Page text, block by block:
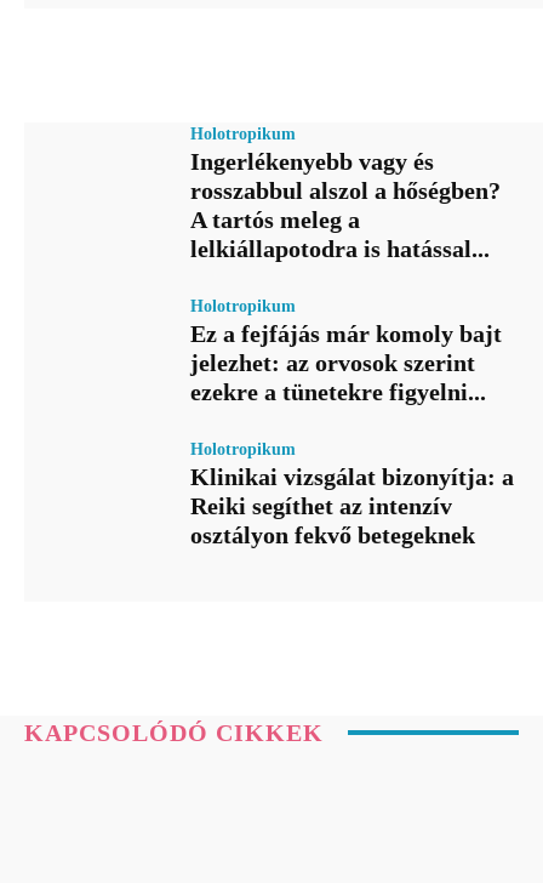
Holotropikum
Ingerlékenyebb vagy és
rosszabbul alszol a hőségben?
A tartós meleg a
lelkiállapotodra is hatással...
Holotropikum
Ez a fejfájás már komoly bajt
jelezhet: az orvosok szerint
ezekre a tünetekre figyelni...
Holotropikum
Klinikai vizsgálat bizonyítja: a
Reiki segíthet az intenzív
osztályon fekvő betegeknek
KAPCSOLÓDÓ CIKKEK